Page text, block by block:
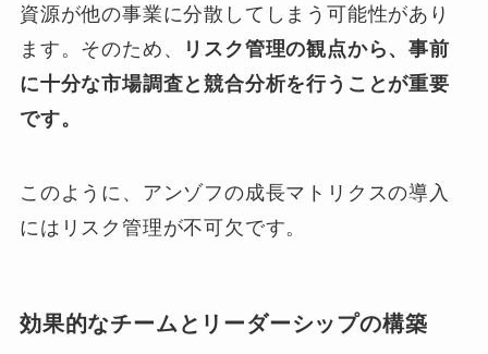
資源が他の事業に分散してしまう可能性があり
ます。そのため、
リスク管理の観点から、事前
に十分な市場調査と競合分析を行うことが重要
です。
このように、アンゾフの成長マトリクスの導入
にはリスク管理が不可欠です。
効果的なチームとリーダーシップの構築